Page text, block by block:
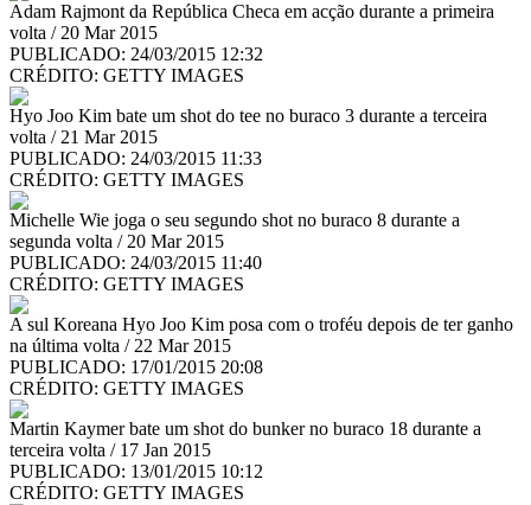
Adam Rajmont da República Checa em acção durante a primeira
volta / 20 Mar 2015
PUBLICADO: 24/03/2015 12:32
CRÉDITO: GETTY IMAGES
Hyo Joo Kim bate um shot do tee no buraco 3 durante a terceira
volta / 21 Mar 2015
PUBLICADO: 24/03/2015 11:33
CRÉDITO: GETTY IMAGES
Michelle Wie joga o seu segundo shot no buraco 8 durante a
segunda volta / 20 Mar 2015
PUBLICADO: 24/03/2015 11:40
CRÉDITO: GETTY IMAGES
A sul Koreana Hyo Joo Kim posa com o troféu depois de ter ganho
na última volta / 22 Mar 2015
PUBLICADO: 17/01/2015 20:08
CRÉDITO: GETTY IMAGES
Martin Kaymer bate um shot do bunker no buraco 18 durante a
terceira volta / 17 Jan 2015
PUBLICADO: 13/01/2015 10:12
CRÉDITO: GETTY IMAGES